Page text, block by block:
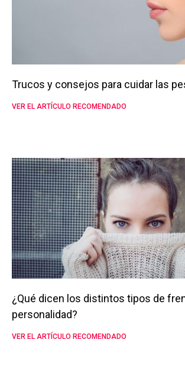
Trucos y consejos para cuidar las
VER EL ARTÍCULO RECOMENDADO
¿Qué dicen los distintos tipos de
personalidad?
VER EL ARTÍCULO RECOMENDADO